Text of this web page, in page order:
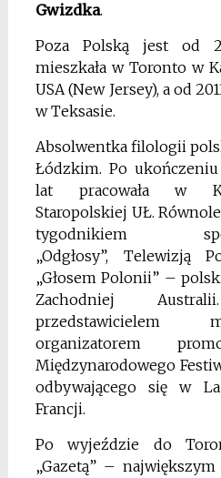
Gwizdka.
Poza Polską jest od
mieszkała w Toronto w
USA (New Jersey), a od
w Teksasie.
Absolwentka filologii
Łódzkim. Po
lat pracowała w
Staropolskiej UŁ.
tygodnikiem
„Odgłosy”, Telewizją
„Głosem Polonii” –
Zachodniej
przedstawicielem
organizatorem
Międzynarodowego
odbywającego się w
Francji.
Po wyjeździe do
„Gazetą” –